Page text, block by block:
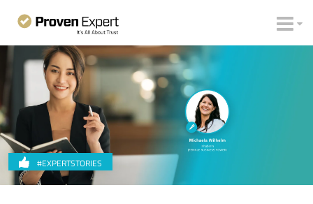
#EXPERTSTORIES